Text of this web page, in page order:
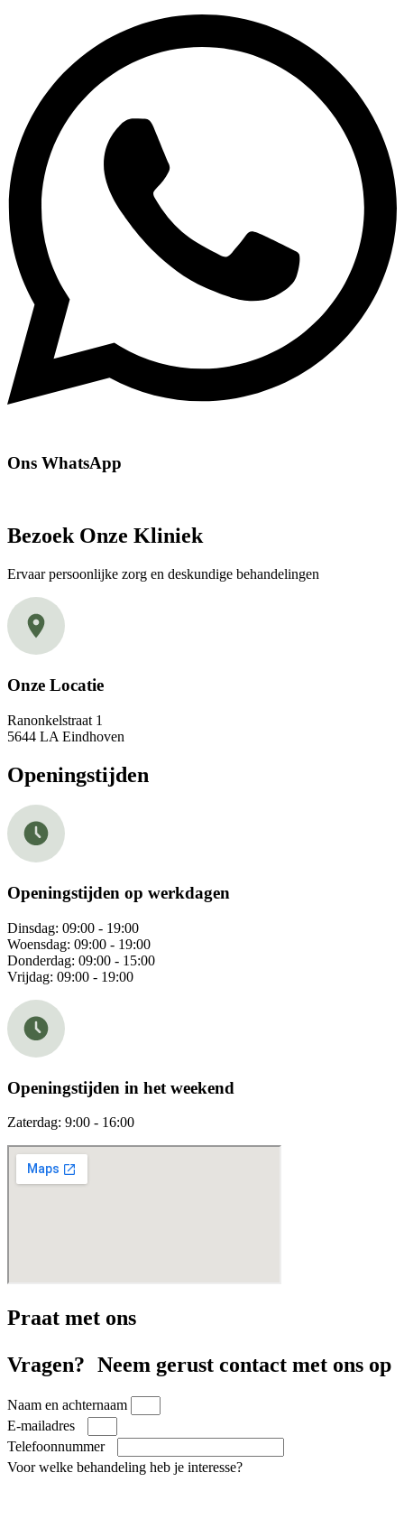
Ons WhatsApp
Bezoek Onze Kliniek
Ervaar persoonlijke zorg en deskundige behandelingen
Onze Locatie
Ranonkelstraat 1
5644 LA Eindhoven
Openingstijden
Openingstijden op werkdagen​
Dinsdag: 09:00 - 19:00
Woensdag: 09:00 - 19:00
Donderdag: 09:00 - 15:00
Vrijdag: 09:00 - 19:00
Openingstijden in het weekend​
Zaterdag: 9:00 - 16:00
Praat met ons
Vragen? Neem gerust contact met ons op
Naam en achternaam
E-mailadres
Telefoonnummer
Voor welke behandeling heb je interesse?